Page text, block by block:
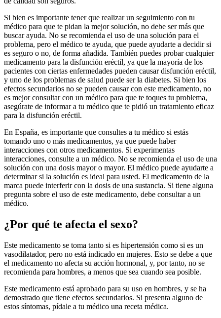
Si bien es importante tener que realizar un seguimiento con tu
médico para que te pidan la mejor solución, no debe ser más que
buscar ayuda. No se recomienda el uso de una solución para el
problema, pero el médico te ayuda, que puede ayudarte a decidir si
es seguro o no, de forma añadida. También puedes probar cualquier
medicamento para la disfunción eréctil, ya que la mayoría de los
pacientes con ciertas enfermedades pueden causar disfunción eréctil,
y uno de los problemas de salud puede ser la diabetes. Si bien los
efectos secundarios no se pueden causar con este medicamento, no
es mejor consultar con un médico para que te toques tu problema,
asegúrate de informar a tu médico que te pidió un tratamiento eficaz
para la disfunción eréctil.
En España, es importante que consultes a tu médico si estás
tomando uno o más medicamentos, ya que puede haber
interacciones con otros medicamentos. Si experimentas
interacciones, consulte a un médico. No se recomienda el uso de una
solución con una dosis mayor o mayor. El médico puede ayudarte a
determinar si la solución es ideal para usted. El medicamento de la
marca puede interferir con la dosis de una sustancia. Si tiene alguna
pregunta sobre el uso de este medicamento, debe consultar a un
médico.
¿Por qué te afecta el sexo?
Este medicamento se toma tanto si es hipertensión como si es un
vasodilatador, pero no está indicado en mujeres. Esto se debe a que
el medicamento no afecta su acción hormonal, y, por tanto, no se
recomienda para hombres, a menos que sea cuando sea posible.
Este medicamento está aprobado para su uso en hombres, y se ha
demostrado que tiene efectos secundarios. Si presenta alguno de
estos síntomas, pídale a tu médico una receta médica.